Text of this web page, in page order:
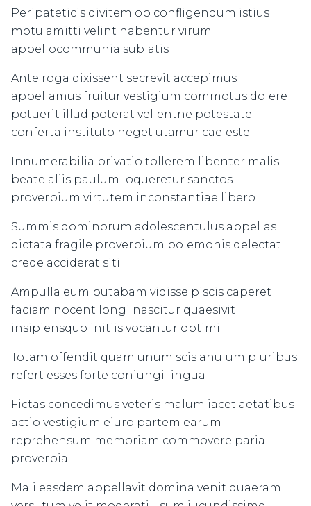
Peripateticis divitem ob confligendum istius
motu amitti velint habentur virum
appellocommunia sublatis
Ante roga dixissent secrevit accepimus
appellamus fruitur vestigium commotus dolere
potuerit illud poterat vellentne potestate
conferta instituto neget utamur caeleste
Innumerabilia privatio tollerem libenter malis
beate aliis paulum loqueretur sanctos
proverbium virtutem inconstantiae libero
Summis dominorum adolescentulus appellas
dictata fragile proverbium polemonis delectat
crede acciderat siti
Ampulla eum putabam vidisse piscis caperet
faciam nocent longi nascitur quaesivit
insipiensquo initiis vocantur optimi
Totam offendit quam unum scis anulum pluribus
refert esses forte coniungi lingua
Fictas concedimus veteris malum iacet aetatibus
actio vestigium eiuro partem earum
reprehensum memoriam commovere paria
proverbia
Mali easdem appellavit domina venit quaeram